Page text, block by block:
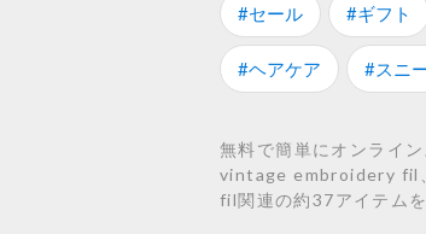
#セール #ギフト
#ヘアケア #スニ
無料で簡単にオンライ
vintage embroidery fil
fil関連の約37アイテムを